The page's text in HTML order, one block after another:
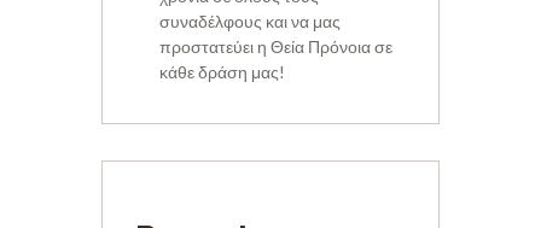
συναδέλφους και να μας
προστατεύει η Θεία Πρόνοια σε
κάθε δράση μας!